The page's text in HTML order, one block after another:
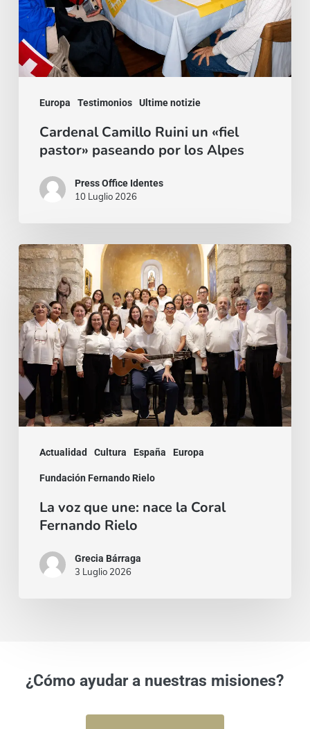
Europa Testimonios Ultime notizie
paseando
por
los
Cardenal Camillo Ruini un «fiel
pastor» paseando por los Alpes
Press Office Identes
10 Luglio 2026
Actualidad Cultura España Europa
Fundación Fernando Rielo
La
voz
que
une:
nace
la
Coral
Fernando
La voz que une: nace la Coral
Fernando Rielo
Grecia Bárraga
3 Luglio 2026
¿Cómo ayudar a nuestras misiones?